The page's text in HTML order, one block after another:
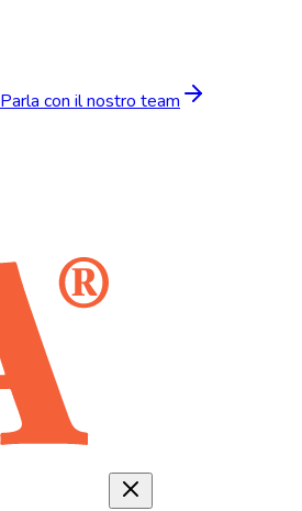
Parla con il nostro team